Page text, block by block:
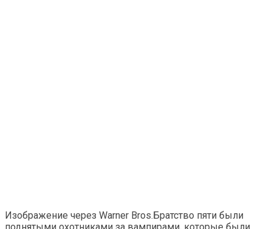
Изображение через Warner Bros.Братство пяти были
поднятыми охотниками за вампирами, которые были